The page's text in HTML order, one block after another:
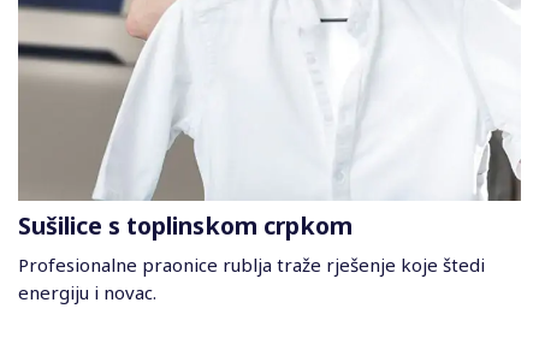
Sušilice s toplinskom crpkom
Profesionalne praonice rublja traže rješenje koje štedi
energiju i novac.